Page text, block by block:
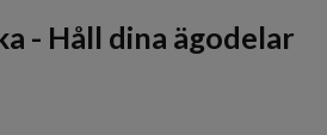
- Håll dina ägodelar